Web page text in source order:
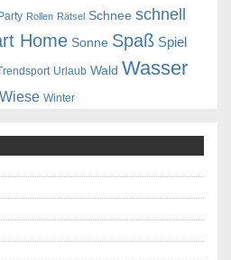
Party Rollen Rätsel Schnee schnell
Home Sonne Spaß Spiel
Urlaub Wald Wasser
Wiese Winter